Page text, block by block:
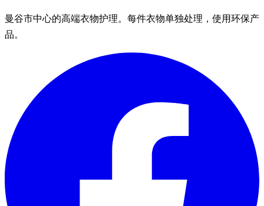
曼谷市中心的高端衣物护理。每件衣物单独处理，使用环保产
品。